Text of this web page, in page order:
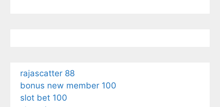
rajascatter 88
bonus new member 100
slot bet 100